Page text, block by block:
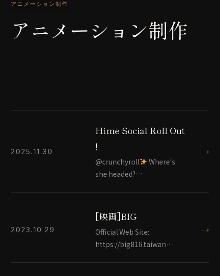
アニメーション制作
アニメーション制作
2025.11.30
Hime Social Roll Out
!
@crunchyroll
Where’s
she headed?…
→
2023.10.29
[映画]BIG
Official Web Site:
https://big816.taiwan…
→